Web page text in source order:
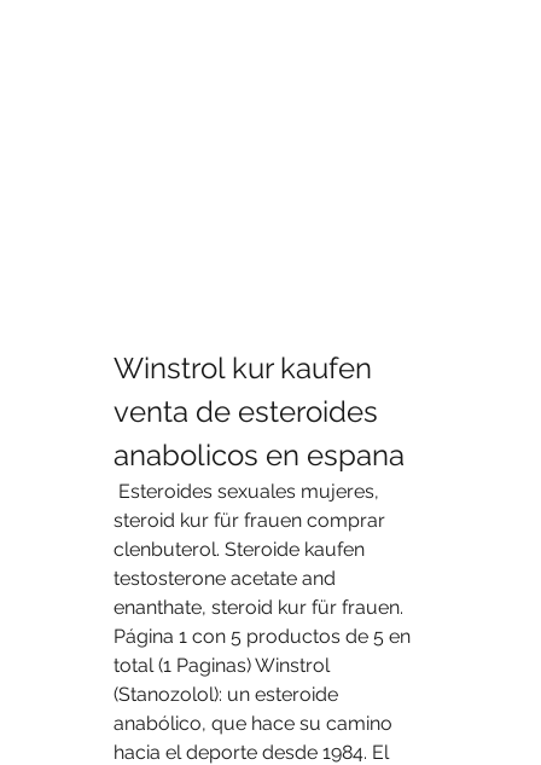
Winstrol kur kaufen
venta de esteroides
anabolicos en espana
steroid kur für frauen comprar
clenbuterol. Steroide kaufen
testosterone acetate and
enanthate, steroid kur für frauen.
Página 1 con 5 productos de 5 en
total (1 Paginas) Winstrol
(Stanozolol): un esteroide
anabólico, que hace su camino
hacia el deporte desde 1984. El